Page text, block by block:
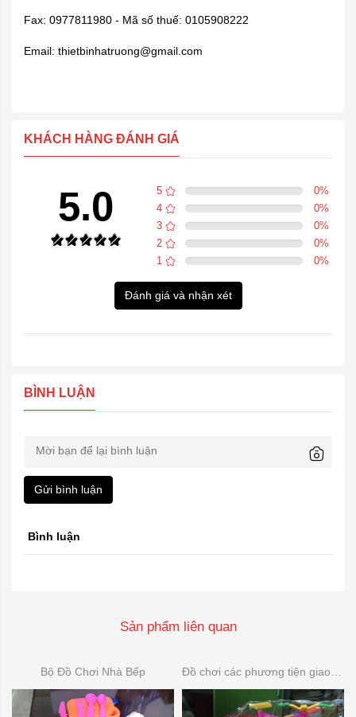
Fax: 0977811980 - Mã số thuế: 0105908222
Email: thietbinhatruong@gmail.com
KHÁCH HÀNG ĐÁNH GIÁ
5.0 5 0%
4
0%
3
0%
2
0%
1
0%
Đánh giá và nhận xét
BÌNH LUẬN
Gửi bình luận
Bình luận
Sản phẩm liên quan
Bộ Đồ Chơi Nhà Bếp